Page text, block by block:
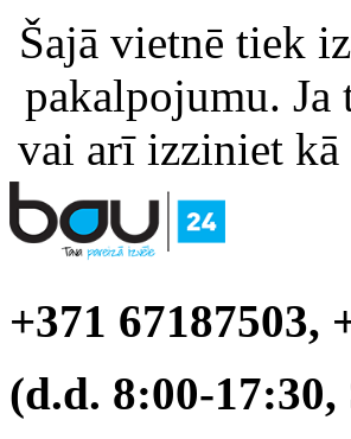
Šajā vietnē tiek
pakalpojumu.
vai arī izziniet
+371 67187503,
(d.d. 8:00-17:30,